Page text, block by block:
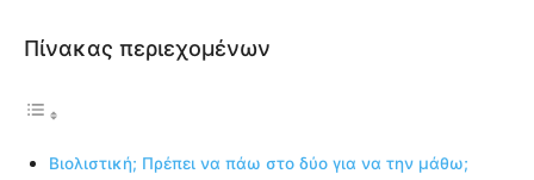
Πίνακας περιεχομένων
Βιολιστική; Πρέπει να πάω στο δύο για να την μάθω;